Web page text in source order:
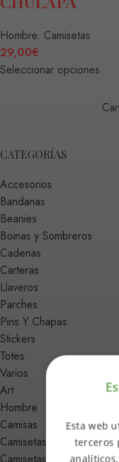
CATEGORÍAS
Accesorios
Bandanas
Beanies
Boinas y Sombreros
Cadenas
Carteras
Llaveros
Parches
Pins Y Chapas
Stickers
Totes
Varios
Art
Hombre
Camisas
Camisetas
Hombre, Camisetas
29,00€
Seleccionar opciones
Esta web
terceros